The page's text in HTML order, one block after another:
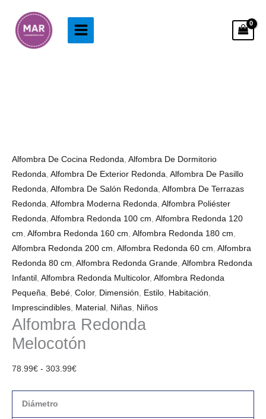
contenido
Alfombra De Cocina Redonda, Alfombra De Dormitorio
Redonda, Alfombra De Exterior Redonda, Alfombra De Pasillo
Redonda, Alfombra De Salón Redonda, Alfombra De Terrazas
Redonda, Alfombra Moderna Redonda, Alfombra Poliéster
Redonda, Alfombra Redonda 100 cm, Alfombra Redonda 120
cm, Alfombra Redonda 160 cm, Alfombra Redonda 180 cm,
Alfombra Redonda 200 cm, Alfombra Redonda 60 cm, Alfombra
Redonda 80 cm, Alfombra Redonda Grande, Alfombra Redonda
Infantil , Alfombra Redonda Multicolor, Alfombra Redonda
Pequeña, Bebé, Color, Dimensión, Estilo, Habitación,
Imprescindibles, Material , Niñas, Niños
Alfombra Redonda
Melocotón
78.99€ - 303.99€
78.99€
hasta
303.99€
Diámetro